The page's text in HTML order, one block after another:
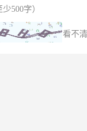
500字）
看不